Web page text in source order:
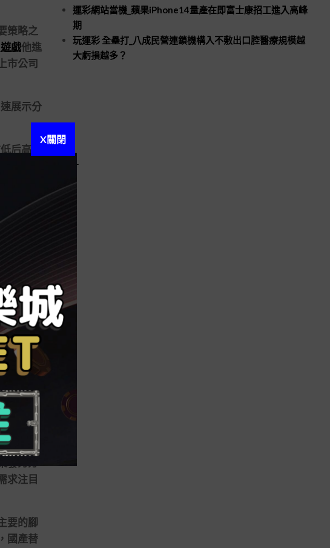
策略之
戲他進
市公司
展示分
后高的
會。
的需
資布
股票和
2020
資監
調領
前開
面，從
電力板
業利潤
力方
求注目
要的腳
國產替
運彩網站當機_蘋果iPhone14量產在即富士康招工進入高峰
期
玩運彩 全壘打_八成民營連鎖機構入不敷出口腔醫療規模越
大虧損越多？
X關閉